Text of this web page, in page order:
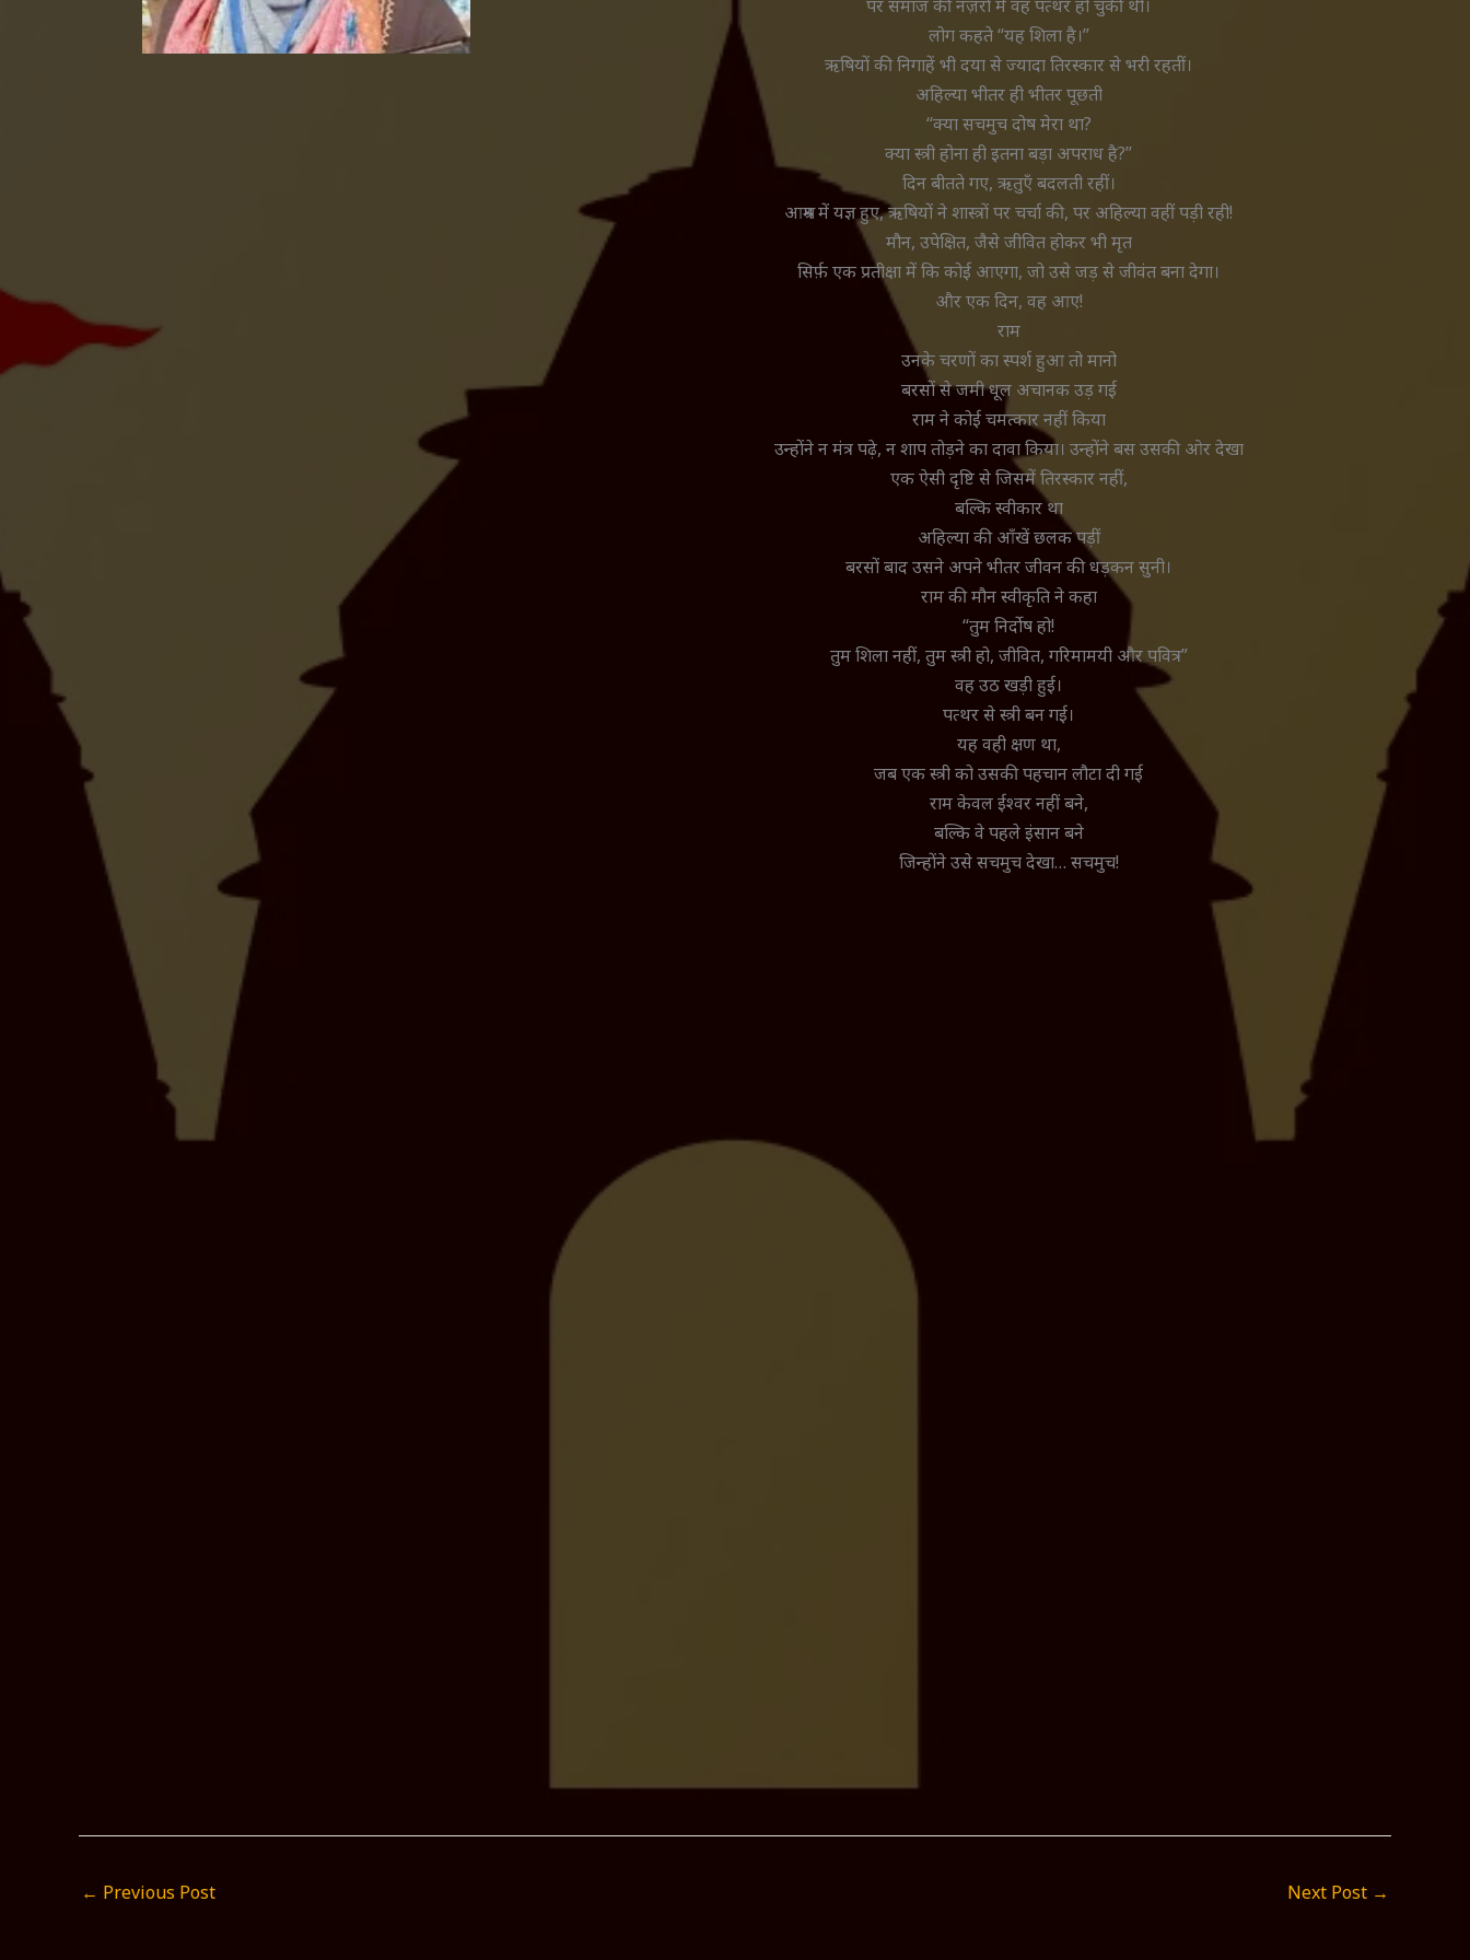
पर समाज की नज़रों में वह पत्थर हो चुकी थी।
लोग कहते “यह शिला है।”
ऋषियों की निगाहें भी दया से ज्यादा तिरस्कार से भरी रहतीं।
अहिल्या भीतर ही भीतर पूछती
“क्या सचमुच दोष मेरा था?
क्या स्त्री होना ही इतना बड़ा अपराध है?”
दिन बीतते गए, ऋतुएँ बदलती रहीं।
आश्रम में यज्ञ हुए, ऋषियों ने शास्त्रों पर चर्चा की, पर अहिल्या वहीं पड़ी रही!
मौन, उपेक्षित, जैसे जीवित होकर भी मृत
सिर्फ़ एक प्रतीक्षा में कि कोई आएगा, जो उसे जड़ से जीवंत बना देगा।
और एक दिन, वह आए!
राम
उनके चरणों का स्पर्श हुआ तो मानो
बरसों से जमी धूल अचानक उड़ गई
राम ने कोई चमत्कार नहीं किया
उन्होंने न मंत्र पढ़े, न शाप तोड़ने का दावा किया। उन्होंने बस उसकी ओर देखा
एक ऐसी दृष्टि से जिसमें तिरस्कार नहीं,
बल्कि स्वीकार था
अहिल्या की आँखें छलक पड़ीं
बरसों बाद उसने अपने भीतर जीवन की धड़कन सुनी।
राम की मौन स्वीकृति ने कहा
“तुम निर्दोष हो!
तुम शिला नहीं, तुम स्त्री हो, जीवित, गरिमामयी और पवित्र”
वह उठ खड़ी हुई।
पत्थर से स्त्री बन गई।
यह वही क्षण था,
जब एक स्त्री को उसकी पहचान लौटा दी गई
राम केवल ईश्वर नहीं बने,
बल्कि वे पहले इंसान बने
जिन्होंने उसे सचमुच देखा… सचमुच!
← Previous Post Next Post →